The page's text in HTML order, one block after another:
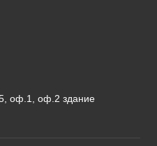
оф.1, оф.2 здание